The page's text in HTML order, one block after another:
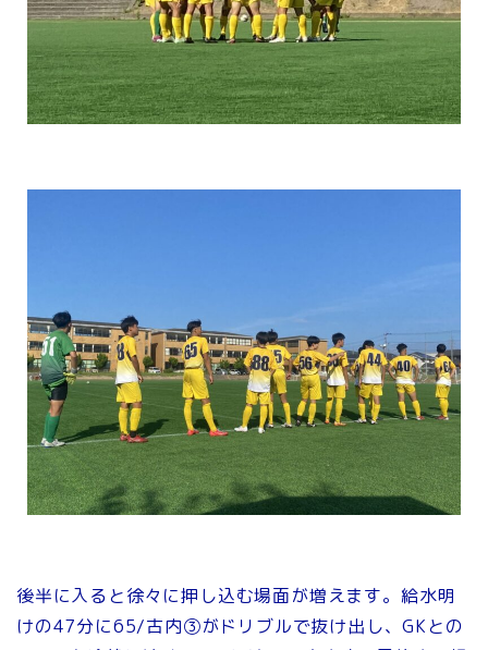
後半に入ると徐々に押し込む場面が増えます。給水明
けの47分に65/古内③がドリブルで抜け出し、GKとの